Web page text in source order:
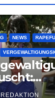
NEWS
Gang
REDAKTION